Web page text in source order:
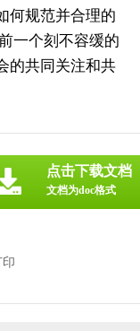
何规范并合理的
一个刻不容缓的
的共同关注和共
点击下载文档
文档为doc格式